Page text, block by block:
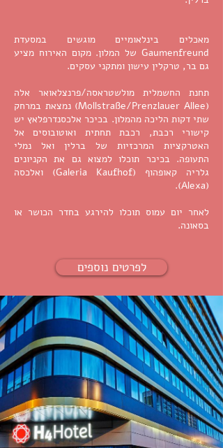
מאכלים בינלאומיים מוגשים במסעדת
Gaumenfreund של המלון. מקום האירוח מציע
גם בר, טרקלין עישון ומתקני עסקים.
תחנת החשמלית מולשטראסה/פרנצלאואר אלה
(Mollstraße/Prenzlauer Allee) נמצאת במרחק
שתי דקות הליכה מהמלון. בכיכר אלכסנדרפלאץ יש
קישורי רכבת, רכבת תחתית ואוטובוסים אל
האטרקציות המרכזיות של ברלין ואל נמלי
התעופה. בכיכר תוכלו למצוא גם את הקניונים
גלריה קאופהוף (Galeria Kaufhof) ואלכסה
(Alexa).
לאחר יום עמוס תוכלו להירגע בחדר הכושר או
בסאונה.
לפרטים נוספים